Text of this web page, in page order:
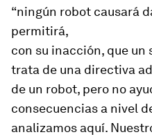
“ningún robot causará
permitirá,
con su inacción, que un
trata de una directiva
de un robot, pero no
consecuencias a nivel
analizamos aquí.